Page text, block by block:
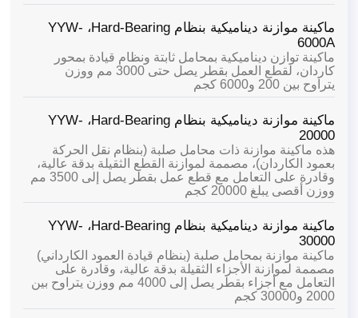
ماكينة موازنة ديناميكية بنظام Hard-Bearing،
YYW-
6000A
ماكينة توازن ديناميكية بمحامل ثابتة ونظام قيادة بمحور
كاردان، لقطع العمل بقطر يصل حتى 3000 مم ووزن
يتراوح بين 200 و6000 كجم
ماكينة موازنة ديناميكية بنظام Hard-Bearing،
YYW-
20000
هذه ماكينة موازنة ذات محامل صلبة (بنظام نقل الحركة
بعمود الكاردان)، مصممة لموازنة القطع الثقيلة بدقة عالية،
وقادرة على التعامل مع قطع عمل بقطر يصل إلى 3500 مم
ووزن أقصى يبلغ 20000 كجم
ماكينة موازنة ديناميكية بنظام Hard-Bearing،
YYW-
30000
ماكينة موازنة بمحامل صلبة (بنظام قيادة العمود الكارداني)
مصممة لموازنة الأجزاء الثقيلة بدقة عالية، وقادرة على
التعامل مع أجزاء بقطر يصل إلى 4000 مم ووزن يتراوح بين
2000 و30000 كجم